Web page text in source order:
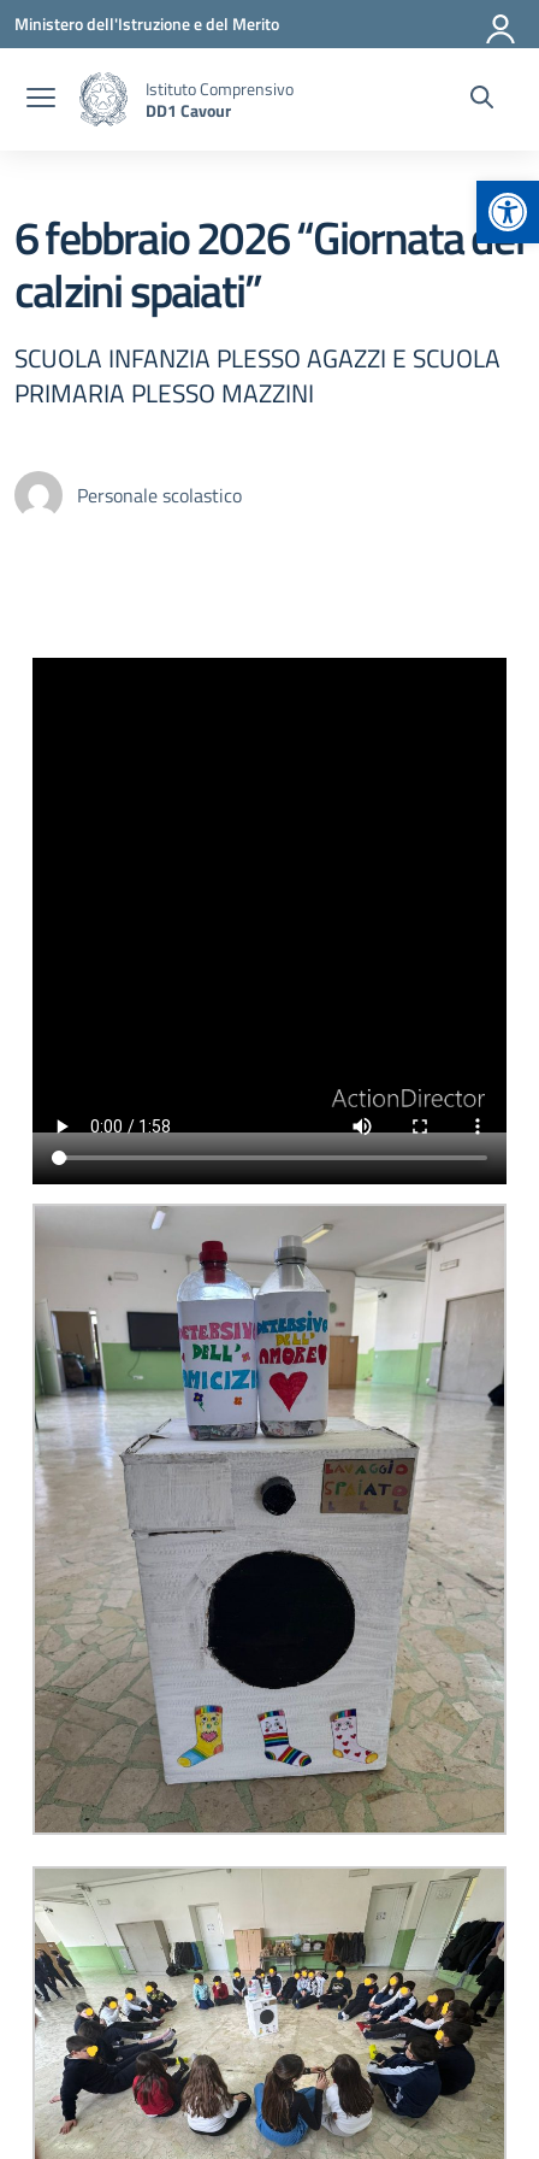
Vai ai contenuti
Vai al menu di navigazione
Vai al footer
Ministero dell'Istruzione e del Merito
Istituto Comprensivo
DD1 Cavour
6 febbraio 2026 “Giornata dei
calzini spaiati”
SCUOLA INFANZIA PLESSO AGAZZI E SCUOLA
PRIMARIA PLESSO MAZZINI
Personale scolastico